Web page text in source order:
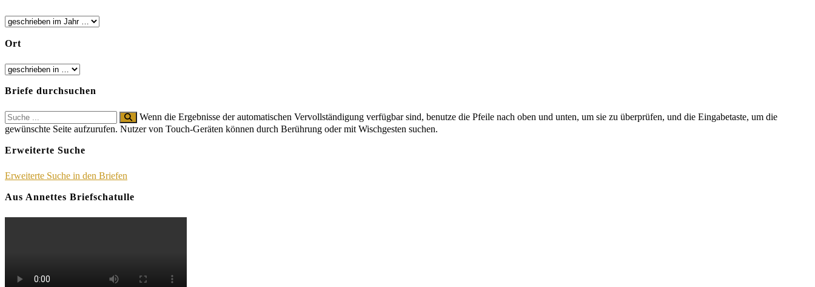
Ort
Briefe durchsuchen
Search
for:
Wenn die Ergebnisse der automatischen Vervollständigung verfügbar sind, benutze die Pfeile nach oben und unten, um sie zu überprüfen, und die Eingabetaste, um die
gewünschte Seite aufzurufen. Nutzer von Touch-Geräten können durch Berührung oder mit Wischgesten suchen.
Erweiterte Suche
Erweiterte Suche in den Briefen
Aus Annettes Briefschatulle